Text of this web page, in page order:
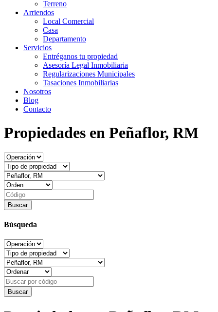
Terreno
Arriendos
Local Comercial
Casa
Departamento
Servicios
Entréganos tu propiedad
Asesoría Legal Inmobiliaria
Regularizaciones Municipales
Tasaciones Inmobiliarias
Nosotros
Blog
Contacto
Propiedades en Peñaflor, RM
Búsqueda